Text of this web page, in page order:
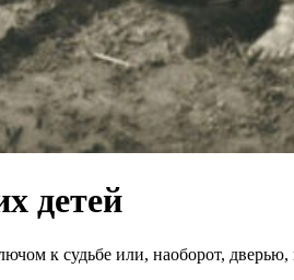
детей
к судьбе или, наоборот,